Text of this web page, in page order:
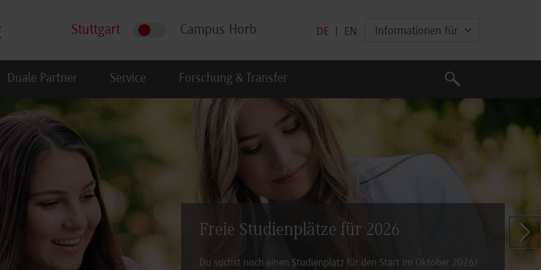
Stuttgart Campus Horb DE EN Informationen für
Duale Partner Service Forschung & Transfer
Suche
Suche
Freie Studienplätze für 2026
Du suchst noch einen Studienplatz für den Start im Oktober 2026?
Zeige